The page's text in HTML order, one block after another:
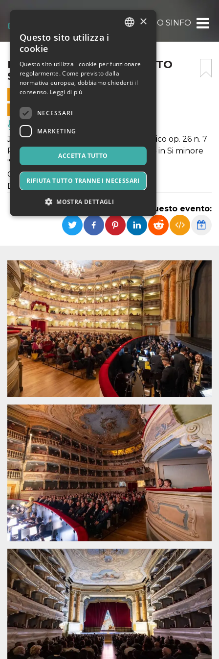
PRO2026 – GRAN CONCERTO SINFONICO
PRO2026 – GRAN CONCERTO
SINFONICO DI APERTURA
18 APRILE 2026 - 20:30
VENDITE ONLINE TERMINATE
Musica, Eventi Live, Club
Jean Sibelius - Finlandia, poema sinfonico op. 26 n. 7
Pëtr Il'ič Čajkovskij - Sinfonia n. 6 op. 74 in Si minore
"Patetica"
Orchestra Sinfonica delle Alpi
Direttore Michael Hofstetter
Condividi questo evento:
×
Questo sito utilizza i
cookie
Questo sito utilizza i cookie per funzionare
regolarmente. Come previsto dalla
normativa europea, dobbiamo chiederti il
consenso. Leggi di più
NECESSARI
MARKETING
ACCETTA TUTTO
RIFIUTA TUTTO TRANNE I NECESSARI
MOSTRA DETTAGLI
Necessari Marketing
indispensabili al funzionamento del sito. I
servizi qui presenti non potranno funzionare
senza.
Nome
Provider /
Dominio
Scadenza Descrizione
cf_clearance
Cloudflare,
Inc.
.oooh.events
1 anno
Clearance
Cookie from
CloudFlare
stores the proof
of challenge
passed. It is
used to no
longer issue a
captcha or
jschallenge
challenge if
present. It is
required to
reach origin
server.
wordpress_test_cookie
Automattic
Inc.
.oooh.events
Sessione
Cookie di
Wordpress,
verifica che il
browser accetti i
cookie.
PHPSESSID
PHP.net
oooh.events
Sessione
Cookie
applicazioni
basate sul
linguaggio PHP.
Si tratta di un
identificatore
generico
utilizzato per
mantenere le
variabili di
sessione utente.
Normalmente è
un numero
generato in
modo casuale, il
modo in cui
viene utilizzato
può essere
specifico per il
sito, ma un
buon esempio è
mantenere uno
stato di accesso
per un utente
tra le pagine.
m
Stripe
1 anno 1
Questo cookie